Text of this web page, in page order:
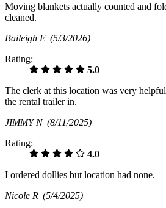
Moving blankets actually counted and
cleaned.
Baileigh E (5/3/2026)
Rating:
5.0
The clerk at this location was very
the rental trailer in.
JIMMY N (8/11/2025)
Rating:
4.0
I ordered dollies but location had none.
Nicole R (5/4/2025)